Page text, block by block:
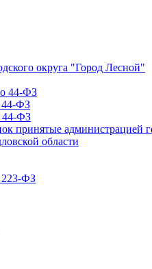
округа "Город Лесной"
44-ФЗ
44-ФЗ
44-ФЗ
принятые администрацией
области
223-ФЗ